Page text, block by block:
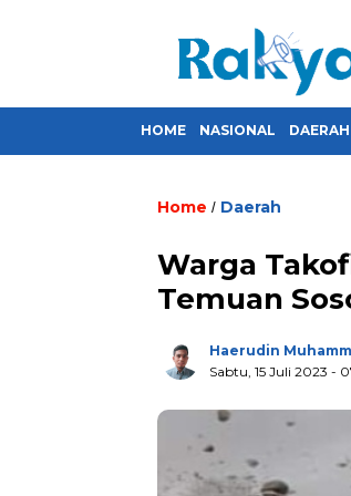
HOME NASIONAL DAERAH
Home / Daerah
Warga
Temuan
Haerudin
Sabtu, 15 Juli 2023 -